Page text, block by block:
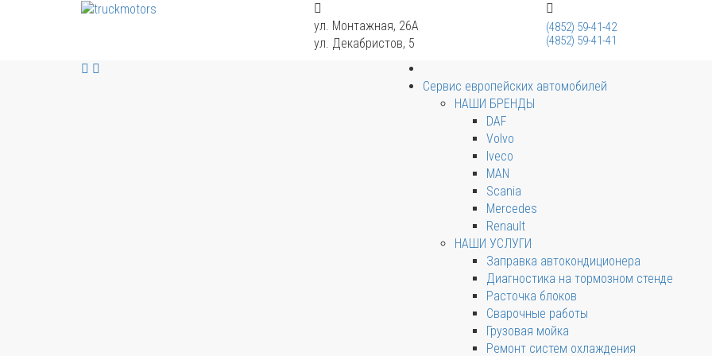
ул. Монтажная, 26А
ул. Декабристов, 5
(4852) 59-41-42
(4852) 59-41-41
Сервис европейских автомобилей
НАШИ БРЕНДЫ
DAF
Volvo
Iveco
MAN
Scania
Mercedes
Renault
НАШИ УСЛУГИ
Заправка автокондиционера
Диагностика на тормозном стенде
Расточка блоков
Сварочные работы
Грузовая мойка
Ремонт систем охлаждения